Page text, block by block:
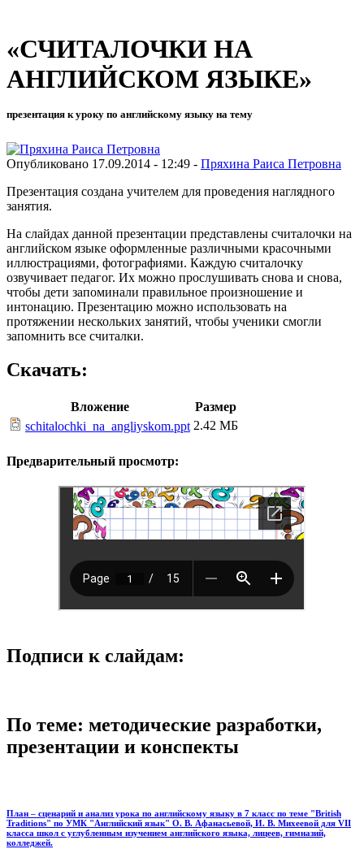
«СЧИТАЛОЧКИ НА
АНГЛИЙСКОМ ЯЗЫКЕ»
презентация к уроку по английскому языку на тему
Опубликовано 17.09.2014 - 12:49 - Пряхина Раиса Петровна
Презентация создана учителем для проведения наглядного
занятия.
На слайдах данной презентации представлены считалочки на
английском языке оформленные различными красочными
иллюстрациями, фотографиями. Каждую считалочку
озвучивает педагог. Их можно прослушивать снова и снова,
чтобы дети запоминали правильное произношение и
интонацию. Презентацию можно использовать на
протяжении нескольких занятий, чтобы ученики смогли
запомнить все считалки.
Скачать:
Вложение
Размер
schitalochki_na_angliyskom.ppt 2.42 МБ
Предварительный просмотр:
Подписи к слайдам:
По теме: методические разработки,
презентации и конспекты
План – сценарий и анализ урока по английскому языку в 7 класс по теме "British
Traditions" по УМК "Английский язык" О. В. Афанасьевой, И. В. Михеевой для VII
класса школ с углубленным изучением английского языка, лицеев, гимназий,
колледжей.